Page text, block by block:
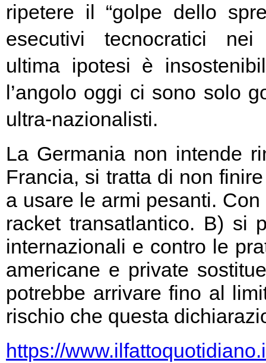
ripetere il “golpe dello
esecutivi tecnocratici
ultima ipotesi è
l’angolo oggi ci sono solo
ultra-nazionalisti.
La Germania non intende
Francia, si tratta di non
a usare le armi pesanti.
racket transatlantico. B) si
internazionali e contro le
americane e private
potrebbe arrivare fino al
rischio che questa
https://